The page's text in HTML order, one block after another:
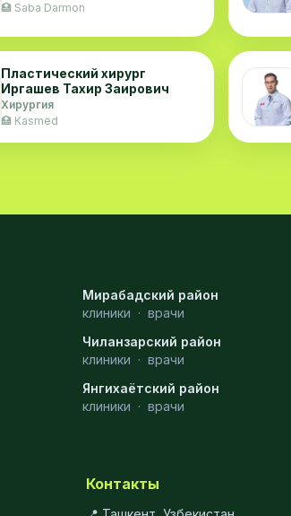
🏥 Saba Darmon
Пластический хирург
Иргашев Тахир Заирович
Хирургия
🏥 Kasmed
Мирабадский район
клиники · врачи
Чиланзарский район
клиники · врачи
Янгихаётский район
клиники · врачи
Контакты